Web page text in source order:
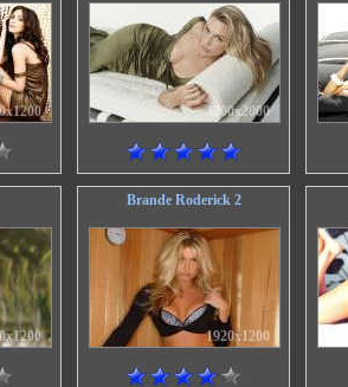
3200x2000
Brande Roderick 2
1920x1200